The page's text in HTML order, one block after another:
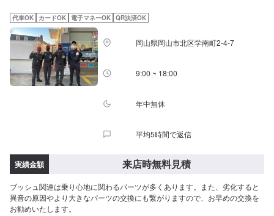
代車OK カードOK 電子マネーOK QR決済OK
岡山県岡山市北区学南町2-4-7
9:00 ~ 18:00
年中無休
平均5時間で返信
実績金額 来店時無料見積
ブッシュ関連は乗り心地に関わるパーツが多くあります。また、劣化すると
異音の原因やより大きなパーツの交換にも繋がりますので、お早めの交換を
お勧めいたします。